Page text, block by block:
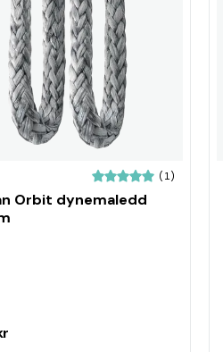
(1)
Orbit dynemaledd